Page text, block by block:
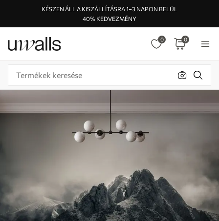
KÉSZEN ÁLL A KISZÁLLÍTÁSRA 1–3 NAPON BELÜL
40% KEDVEZMÉNY
0 0